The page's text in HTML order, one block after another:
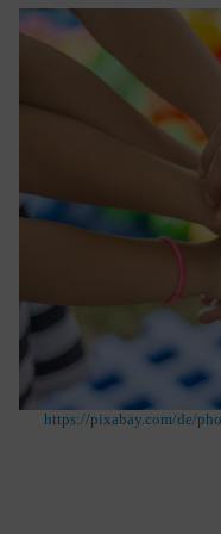
https://pixabay.com/de/